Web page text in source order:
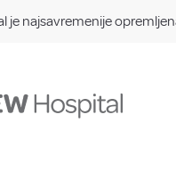
je najsavremenije